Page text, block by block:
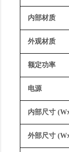
内部材质
外观材质
额定功率
电源
内部尺寸
外部尺寸